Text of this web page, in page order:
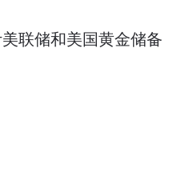
联储和美国黄金储备